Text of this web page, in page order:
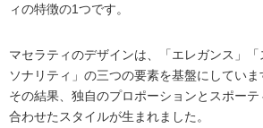
ィの特徴の1つです。
マセラティのデザインは、「エレガンス」
ソナリティ」の三つの要素を基盤にしていま
その結果、独自のプロポーションとスポー
合わせたスタイルが生まれました。